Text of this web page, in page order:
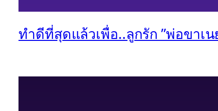
ทำดีที่สุดแล้วเพื่อ..ลูกรัก ”พ่อขาเ